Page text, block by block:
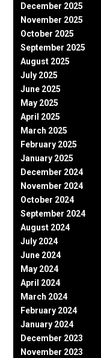
December 2025
November 2025
October 2025
September 2025
August 2025
July 2025
June 2025
May 2025
April 2025
March 2025
February 2025
January 2025
December 2024
November 2024
October 2024
September 2024
August 2024
July 2024
June 2024
May 2024
April 2024
March 2024
February 2024
January 2024
December 2023
November 2023